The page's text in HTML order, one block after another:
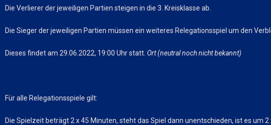
Die Verlierer der jeweiligen Partien steigen in die 3. Kreisklasse ab.
Die Sieger der jeweiligen Partien müssen ein weiteres Relegationsspiel um den
Dieses findet am 29.06.2022, 19:00 Uhr statt. Ort (neutral noch nicht bekannt)
Für alle Relegationsspiele gilt:
Die Spielzeit beträgt 2 x 45 Minuten, steht das Spiel dann unentschieden, ist es um 2